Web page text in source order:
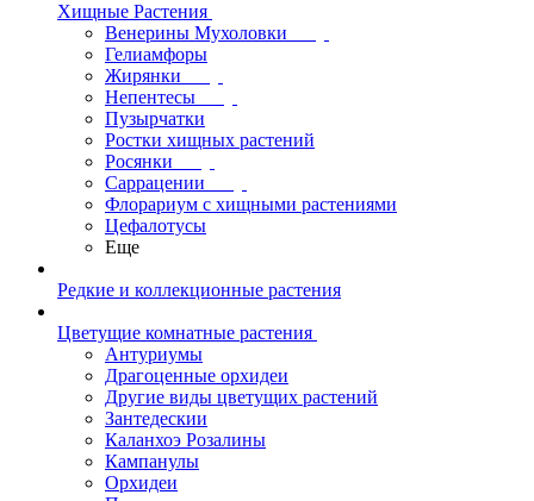
Хищные Растения
Венерины Мухоловки
Гелиамфоры
Жирянки
Непентесы
Пузырчатки
Ростки хищных растений
Росянки
Саррацении
Флорариум с хищными растениями
Цефалотусы
Еще
Редкие и коллекционные растения
Цветущие комнатные растения
Антуриумы
Драгоценные орхидеи
Другие виды цветущих растений
Зантедескии
Каланхоэ Розалины
Кампанулы
Орхидеи